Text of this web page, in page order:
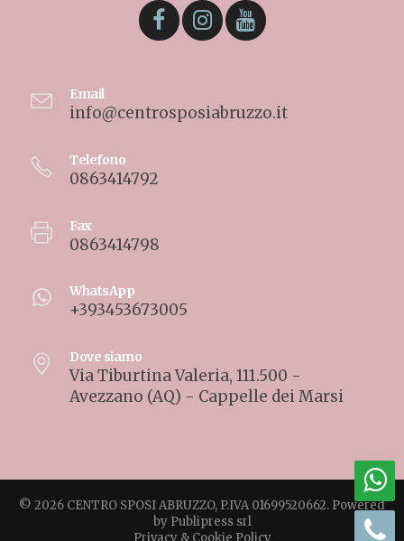
Email
info@centrosposiabruzzo.it
Telefono
0863414792
Fax
0863414798
WhatsApp
+393453673005
Dove siamo
Via Tiburtina Valeria, 111.500 -
Avezzano (AQ) - Cappelle dei Marsi
© 2026 CENTRO SPOSI ABRUZZO, P.IVA 01699520662. Powered
by Publipress srl